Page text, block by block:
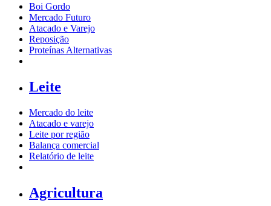
Boi Gordo
Mercado Futuro
Atacado e Varejo
Reposição
Proteínas Alternativas
Leite
Mercado do leite
Atacado e varejo
Leite por região
Balança comercial
Relatório de leite
Agricultura